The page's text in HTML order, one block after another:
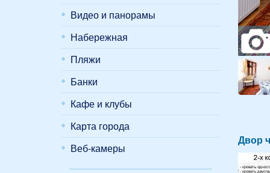
Видео и панорамы
Набережная
Пляжи
Банки
Кафе и клубы
Карта города
Веб-камеры
Двор